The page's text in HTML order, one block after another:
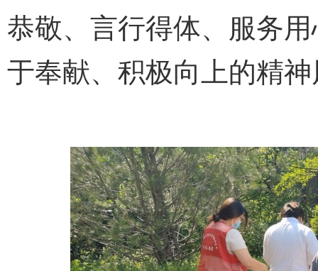
恭敬、言行得体、服务
于奉献、积极向上的精